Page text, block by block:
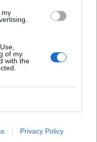
my
of my
with the
Privacy Policy
oltre che il
- dove uno tra
alle ultime
consistenti
a ridiscutere, e
le continue visite
ritorno dello storico
di Leonardo in